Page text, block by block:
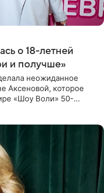
о 18-летней
и получше»
неожиданное
Аксеновой, которое
«Шоу Воли» 50-